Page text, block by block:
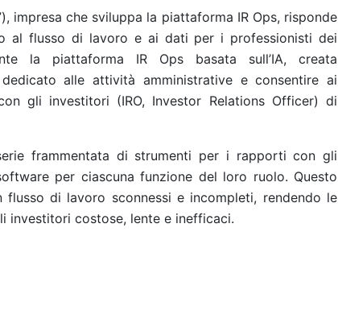
impresa che sviluppa la piattaforma IR Ops, risponde
al flusso di lavoro e ai dati per i professionisti dei
la piattaforma IR Ops basata sull’IA, creata
alle attività amministrative e consentire ai
gli investitori (IRO, Investor Relations Officer) di
frammentata di strumenti per i rapporti con gli
per ciascuna funzione del loro ruolo. Questo
di lavoro sconnessi e incompleti, rendendo le
investitori costose, lente e inefficaci.